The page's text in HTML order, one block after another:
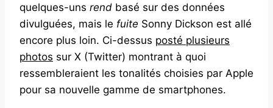
quelques-uns rend basé sur des données
divulguées, mais le fuite Sonny Dickson est allé
encore plus loin. Ci-dessus posté plusieurs
photos sur X (Twitter) montrant à quoi
ressembleraient les tonalités choisies par Apple
pour sa nouvelle gamme de smartphones.